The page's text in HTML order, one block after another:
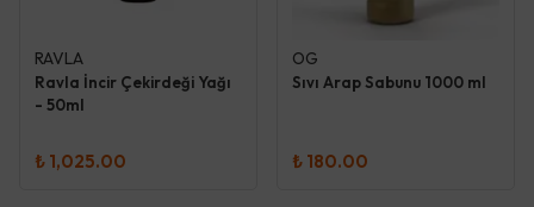
RAVLA
Ravla İncir Çekirdeği Yağı
- 50ml
₺ 1,025.00
OG
Sıvı Arap Sabunu 1000 ml
₺ 180.00